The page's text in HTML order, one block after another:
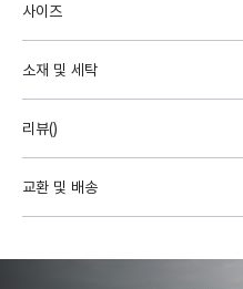
사이즈
소재 및 세탁
리뷰()
교환 및 배송